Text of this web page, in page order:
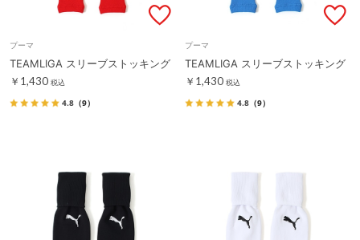
プーマ
TEAMLIGA スリーブストッキング
￥1,430 税込
4.8 （9）
プーマ
TEAMLIGA スリーブストッキング
￥1,430 税込
4.8 （9）